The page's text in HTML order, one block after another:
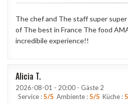
The chef and The staff super
of The best in France The food
incredibile experience!!
Alicia T
2026-08-01 - 20:00 - Gäste 2
Service :5/5 Ambiente :5/5 Küche :5